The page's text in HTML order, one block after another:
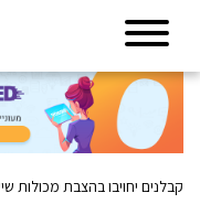
קבלנים יחויבו בהצבת מכולות